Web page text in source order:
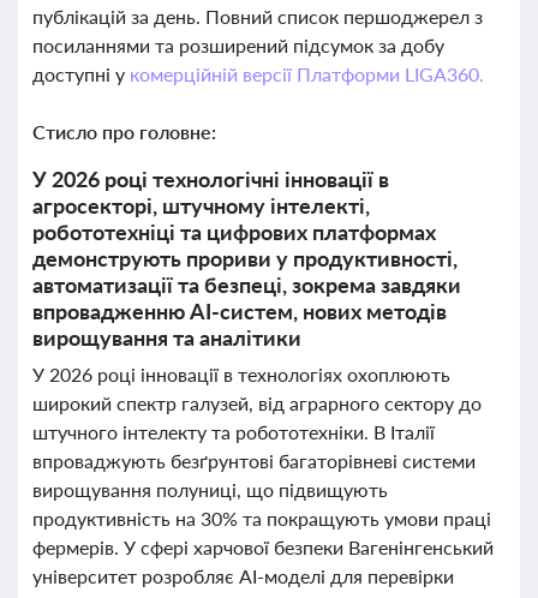
публікацій за день. Повний список першоджерел з
посиланнями та розширений підсумок за добу
доступні у комерційній версії Платформи LIGA360.
Стисло про головне:
У 2026 році технологічні інновації в
агросекторі, штучному інтелекті,
робототехніці та цифрових платформах
демонструють прориви у продуктивності,
автоматизації та безпеці, зокрема завдяки
впровадженню AI-систем, нових методів
вирощування та аналітики
У 2026 році інновації в технологіях охоплюють
широкий спектр галузей, від аграрного сектору до
штучного інтелекту та робототехніки. В Італії
впроваджують безґрунтові багаторівневі системи
вирощування полуниці, що підвищують
продуктивність на 30% та покращують умови праці
фермерів. У сфері харчової безпеки Вагенінгенський
університет розробляє AI-моделі для перевірки